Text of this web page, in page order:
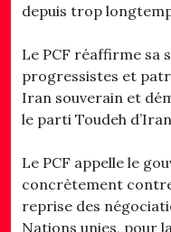
depuis trop
Le PCF réaffirme sa
progressistes et
Iran souverain et
le parti Toudeh
Le PCF appelle le
concrètement
reprise des
Nations unies, pour